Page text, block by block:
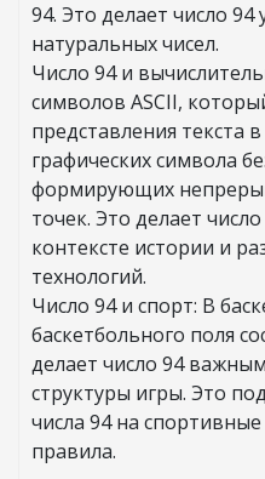
94. Это делает число
натуральных чисел.
Число 94 и
символов ASCII,
представления текста
графических символа
формирующих
точек. Это делает
контексте истории и
технологий.
Число 94 и спорт: В
баскетбольного поля
делает число 94
структуры игры. Это
числа 94 на
правила.